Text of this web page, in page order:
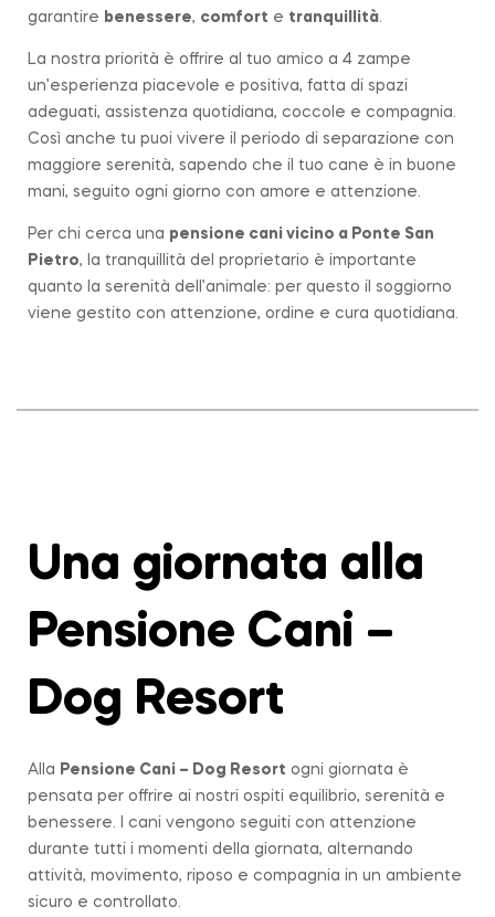
garantire benessere, comfort e tranquillità
La nostra priorità è offrire al tuo amico a 4 zampe
un’esperienza piacevole e positiva, fatta di spazi
adeguati, assistenza quotidiana, coccole e compagnia.
Così anche tu puoi vivere il periodo di separazione con
maggiore serenità, sapendo che il tuo cane è in buone
mani, seguito ogni giorno con amore e attenzione.
Per chi cerca una pensione cani vicino a Ponte San
Pietro, la tranquillità del proprietario è importante
quanto la serenità dell’animale: per questo il soggiorno
viene gestito con attenzione, ordine e cura quotidiana.
Una giornata alla
Pensione Cani –
Dog Resort
Alla Pensione Cani – Dog Resort ogni giornata è
pensata per offrire ai nostri ospiti equilibrio, serenità e
benessere. I cani vengono seguiti con attenzione
durante tutti i momenti della giornata, alternando
attività, movimento, riposo e compagnia in un ambiente
sicuro e controllato.